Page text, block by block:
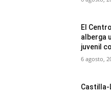
El
alberga
juvenil
6 agosto,
Castilla-